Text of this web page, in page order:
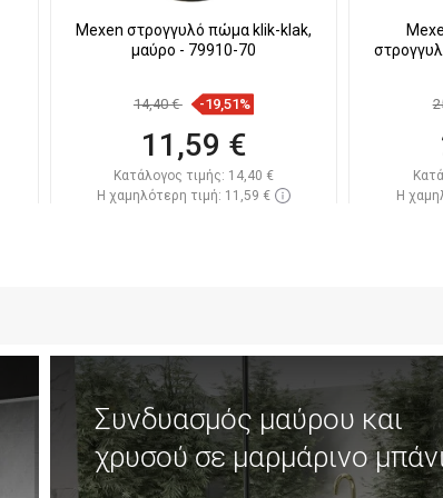
Mexen στρογγυλό πώμα klik-klak,
μαύρο - 79910-70
14,40 € -19,51%
11,59 €
Κατάλογος τιμής: 14,40 €
Η χαμηλότερη τιμή: 11,59 €
Η
Συνδυασμός μαύρου και
χρυσού σε μαρμάρινο